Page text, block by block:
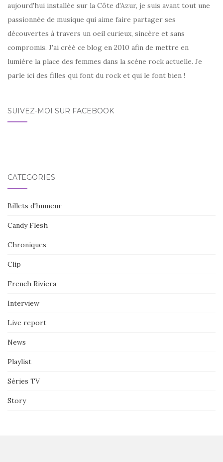
aujourd'hui installée sur la Côte d'Azur, je suis avant tout une
passionnée de musique qui aime faire partager ses
découvertes à travers un oeil curieux, sincère et sans
compromis. J'ai créé ce blog en 2010 afin de mettre en
lumière la place des femmes dans la scène rock actuelle. Je
parle ici des filles qui font du rock et qui le font bien !
SUIVEZ-MOI SUR FACEBOOK
CATÉGORIES
Billets d'humeur
Candy Flesh
Chroniques
Clip
French Riviera
Interview
Live report
News
Playlist
Séries TV
Story